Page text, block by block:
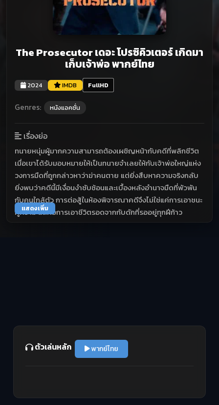
The Prosecutor เดอะ โปรซิคิวเตอร์ เกิดมา
เก็บเจ้าพ่อ พากย์ไทย
2024 IMDB FullHD
Genres: หนังแอคชั่น
เรื่องย่อ
ทนายหนุ่มผู้มากความสามารถต้องเผชิญหน้ากับคดีที่พลิกชีวิต
เมื่อเขาได้รับมอบหมายให้เป็นทนายจำเลยให้กับเจ้าพ่อใหญ่แห่ง
วงการมืดที่ถูกกล่าวหาว่าฆ่าคนตาย แต่ยิ่งสืบหาความจริงกลับ
ยิ่งพบว่าคดีนี้มีเงื่อนงำซับซ้อนและเบื้องหลังอำนาจมืดที่พัวพัน
กับคนใกล้ตัว การต่อสู้ในห้องพิจารณาคดีจึงไม่ใช่แค่การเอาชนะ
คู่ความ แต่คือการเอาชีวิตรอดจากกับดักที่รออยู่ทุกฝีก้าว
แสดงเพิ่ม
ตัวเล่นหลัก พากย์ไทย